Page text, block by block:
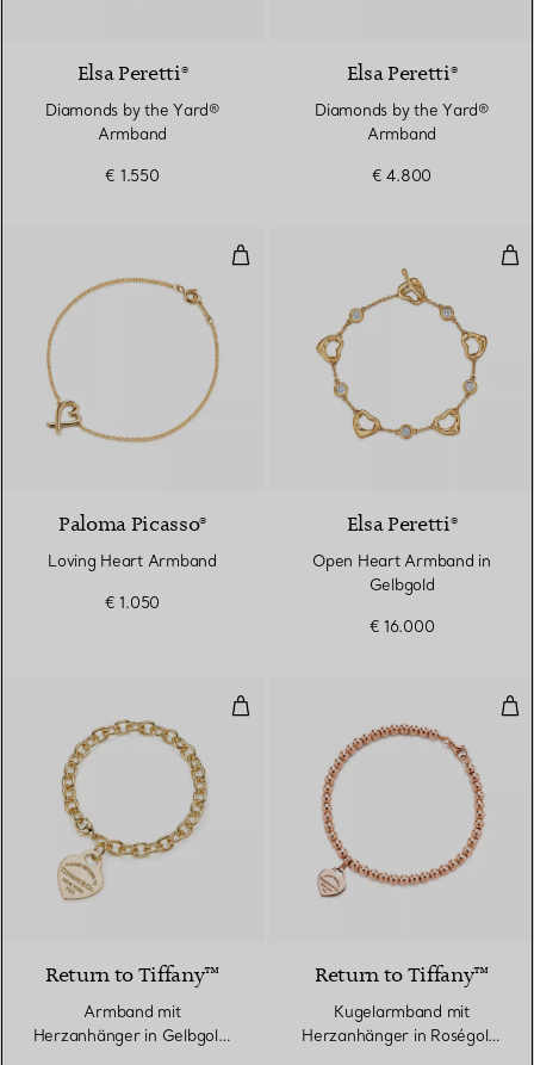
Elsa Peretti®
Diamonds by the Yard®
Armband
€ 1.550
Elsa Peretti®
Diamonds by the Yard®
Armband
€ 4.800
Loving Heart Armband
Paloma Picasso®
Loving Heart Armband
€ 1.050
Elsa Peretti®
Open Heart Armband in
Gelbgold
€ 16.000
Armband mit Herzanhänger in
Return to Tiffany™
Armband mit
Herzanhänger in Gelbgold,
Return to Tiffany™
Kugelarmband mit
Herzanhänger in Roségold,